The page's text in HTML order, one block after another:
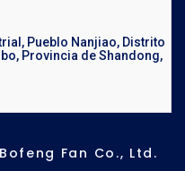
Pueblo Nanjiao, Distrito
Provincia de Shandong,
Fan Co., Ltd.